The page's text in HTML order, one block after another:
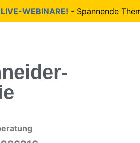
WEBINARE!- Spannende